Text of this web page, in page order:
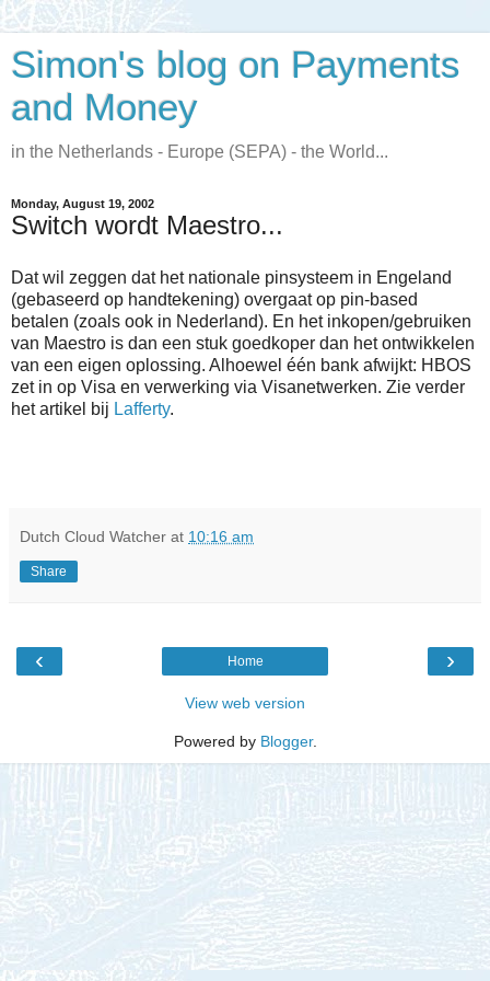
Simon's blog on Payments
and Money
in the Netherlands - Europe (SEPA) - the World...
Monday, August 19, 2002
Switch wordt Maestro...
Dat wil zeggen dat het nationale pinsysteem in Engeland
(gebaseerd op handtekening) overgaat op pin-based
betalen (zoals ook in Nederland). En het inkopen/gebruiken
van Maestro is dan een stuk goedkoper dan het ontwikkelen
van een eigen oplossing. Alhoewel één bank afwijkt: HBOS
zet in op Visa en verwerking via Visanetwerken. Zie verder
het artikel bij Lafferty.
Dutch Cloud Watcher at 10:16 am
Share
‹ ›
Home
View web version
Powered by Blogger.